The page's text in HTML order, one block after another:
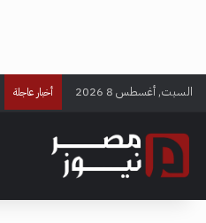
السبت, أغسطس 8 2026 أخبار عاجلة